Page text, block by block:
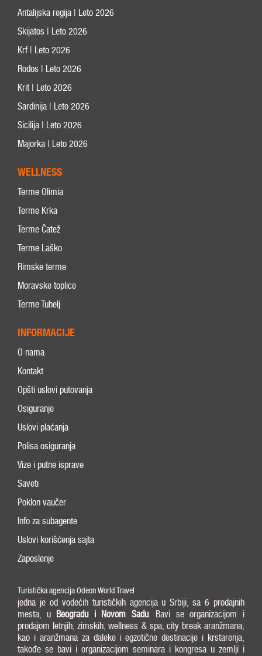
Antalijska regija | Leto 2026
Skijatos | Leto 2026
Krf | Leto 2026
Rodos | Leto 2026
Krit | Leto 2026
Sardinija | Leto 2026
Sicilija | Leto 2026
Majorka | Leto 2026
WELLNESS
Terme Olimia
Terme Krka
Terme Čatež
Terme Laško
Rimske terme
Moravske toplice
Terme Tuhelj
INFORMACIJE
O nama
Kontakt
Opšti uslovi putovanja
Osiguranje
Uslovi plaćanja
Polisa osiguranja
Vize i putne isprave
Saveti
Poklon vaučer
Info za subagente
Uslovi korišćenja sajta
Zaposlenje
Turistička agencija Odeon World Travel
jedna je od vodećih turističkih agencija u Srbiji, sa 6 prodajnih
mesta, u Beogradu i Novom Sadu. Bavi se organizacijom i
prodajom letnjih, zimskih, wellness & spa, city break aranžmana,
kao i aranžmana za daleke i egzotične destinacije i krstarenja,
takođe se bavi i organizacijom seminara i kongresa u zemlji i